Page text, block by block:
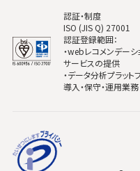
認証・制度
ISO (JIS Q) 27001
認証登録範囲：
・webレコメンデー
サービスの提供
・データ分析プラッ
導入・保守・運用業務